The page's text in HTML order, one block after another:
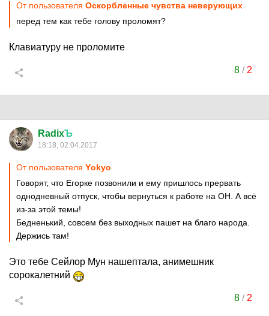
От пользователя Оскорбленные чувства неверующих
перед тем как тебе голову проломят?
Клавиатуру не проломите
8/ 2
RadixЪ
18:18, 02.04.2017
От пользователя Yоkyо
Говорят, что Егорке позвонили и ему пришлось прервать
однодневный отпуск, чтобы вернуться к работе на ОН. А всё
из-за этой темы!
Бедненький, совсем без выходных пашет на благо народа.
Держись там!
Это тебе Сейлор Мун нашептала, анимешник
сорокалетний
8/ 2